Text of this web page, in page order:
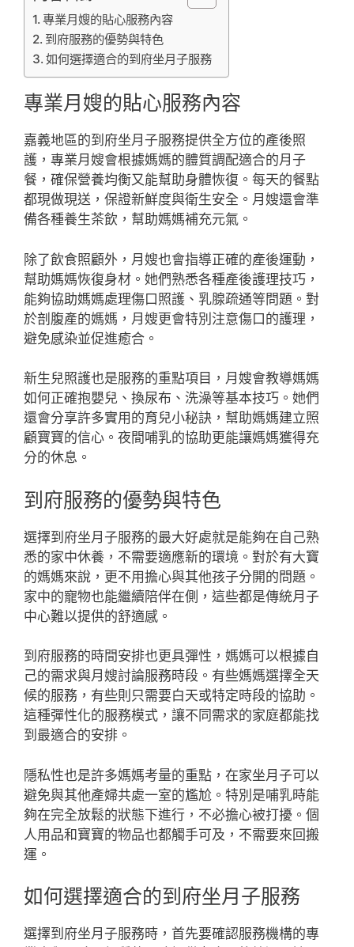
專業月嫂的貼心服務內容
到府服務的優勢與特色
如何選擇適合的到府坐月子服務
專業月嫂的貼心服務內容
嘉義地區的到府坐月子服務提供全方位的產後照
護，專業月嫂會根據媽媽的體質調配適合的月子
餐，確保營養均衡又能幫助身體恢復。每天的餐點
都現做現送，保證新鮮度與衛生安全。月嫂還會準
備各種養生茶飲，幫助媽媽補充元氣。
除了飲食照顧外，月嫂也會指導正確的產後運動，
幫助媽媽恢復身材。她們熟悉各種產後護理技巧，
能夠協助媽媽處理傷口照護、乳腺疏通等問題。對
於剖腹產的媽媽，月嫂更會特別注意傷口的護理，
避免感染並促進癒合。
新生兒照護也是服務的重點項目，月嫂會教導媽媽
如何正確抱嬰兒、換尿布、洗澡等基本技巧。她們
還會分享許多實用的育兒小秘訣，幫助媽媽建立照
顧寶寶的信心。夜間哺乳的協助更能讓媽媽獲得充
分的休息。
到府服務的優勢與特色
選擇到府坐月子服務的最大好處就是能夠在自己熟
悉的家中休養，不需要適應新的環境。對於有大寶
的媽媽來說，更不用擔心與其他孩子分開的問題。
家中的寵物也能繼續陪伴在側，這些都是傳統月子
中心難以提供的舒適感。
到府服務的時間安排也更具彈性，媽媽可以根據自
己的需求與月嫂討論服務時段。有些媽媽選擇全天
候的服務，有些則只需要白天或特定時段的協助。
這種彈性化的服務模式，讓不同需求的家庭都能找
到最適合的安排。
隱私性也是許多媽媽考量的重點，在家坐月子可以
避免與其他產婦共處一室的尷尬。特別是哺乳時能
夠在完全放鬆的狀態下進行，不必擔心被打擾。個
人用品和寶寶的物品也都觸手可及，不需要來回搬
運。
如何選擇適合的到府坐月子服務
選擇到府坐月子服務時，首先要確認服務機構的專